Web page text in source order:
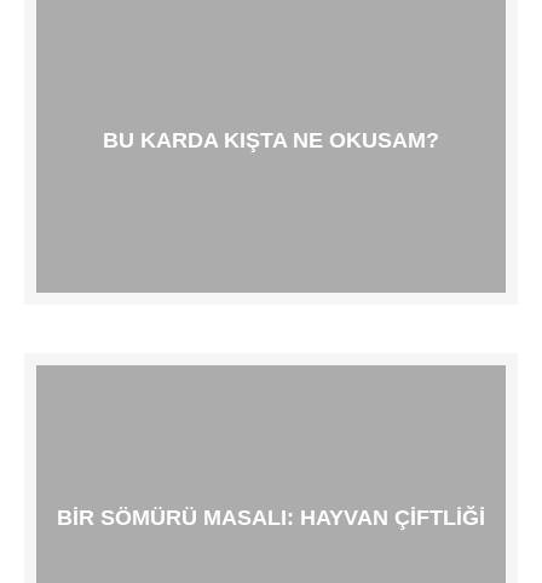
BU KARDA KIŞTA NE OKUSAM?
BIR SÖMÜRÜ MASALI: HAYVAN ÇIFTLIĞI